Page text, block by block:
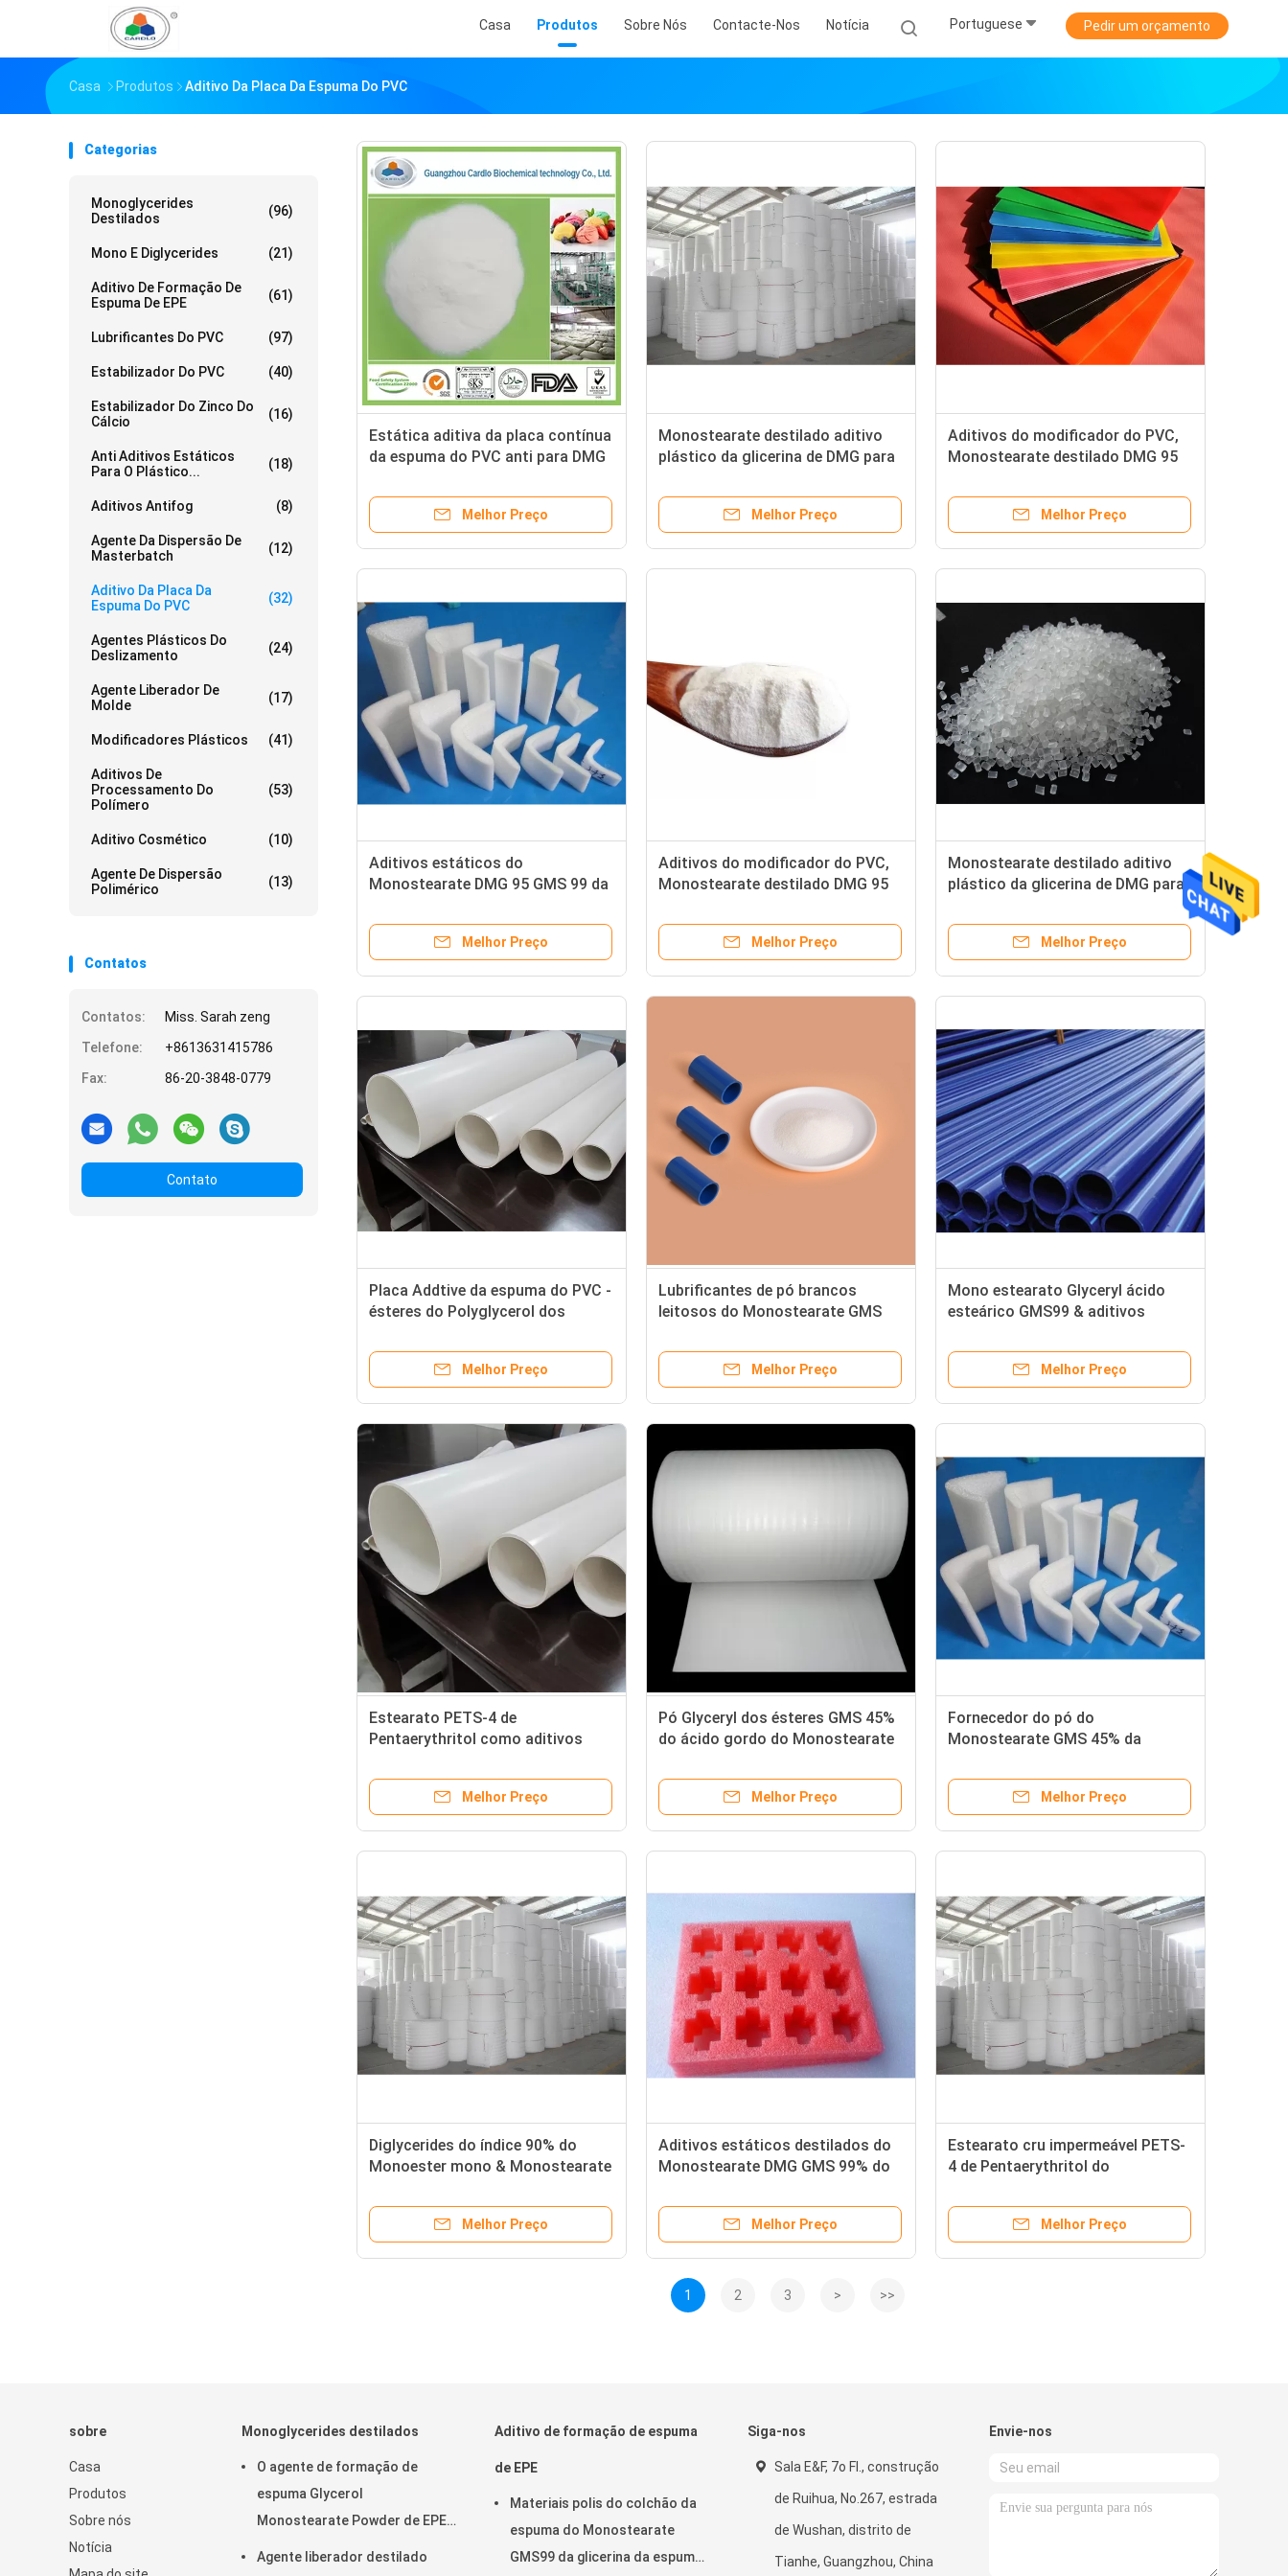
Casa Produtos Sobre Nós Contacte-Nos Notícia Portuguese Pedir um orçamento
Casa Produtos Aditivo Da Placa Da Espuma Do PVC
Categorias
Monoglycerides
Destilados
(96)
Mono E Diglycerides (21)
Aditivo De Formação De
Espuma De EPE
(61)
Lubrificantes Do PVC (97)
Estabilizador Do PVC (40)
Estabilizador Do Zinco Do
Cálcio
(16)
Anti Aditivos Estáticos
Para O Plástico...
(18)
Aditivos Antifog (8)
Agente Da Dispersão De
Masterbatch
(12)
Aditivo Da Placa Da
Espuma Do PVC
(32)
Agentes Plásticos Do
Deslizamento
(24)
Agente Liberador De
Molde
(17)
Modificadores Plásticos (41)
Aditivos De
Processamento Do
Polímero
(53)
Aditivo Cosmético (10)
Agente De Dispersão
Polimérico
(13)
Contatos
Contatos:
Miss. Sarah zeng
Telefone:
+8613631415786
Fax:
86-20-3848-0779
Contato
Estática aditiva da placa contínua
da espuma do PVC anti para DMG
Melhor Preço
Monostearate destilado aditivo
plástico da glicerina de DMG para
Melhor Preço
Aditivos do modificador do PVC,
Monostearate destilado DMG 95
Melhor Preço
Aditivos estáticos do
Monostearate DMG 95 GMS 99 da
Melhor Preço
Aditivos do modificador do PVC,
Monostearate destilado DMG 95
Melhor Preço
Monostearate destilado aditivo
plástico da glicerina de DMG para
Melhor Preço
Placa Addtive da espuma do PVC -
ésteres do Polyglycerol dos
E475
Melhor Preço
Lubrificantes de pó brancos
leitosos do Monostearate GMS
Melhor Preço
Mono estearato Glyceryl ácido
esteárico GMS99 & aditivos
Melhor Preço
Estearato PETS-4 de
Pentaerythritol como aditivos
Melhor Preço
Pó Glyceryl dos ésteres GMS 45%
do ácido gordo do Monostearate
Melhor Preço
Fornecedor do pó do
Monostearate GMS 45% da
o PVC
Melhor Preço
Diglycerides do índice 90% do
Monoester mono & Monostearate
Melhor Preço
Aditivos estáticos destilados do
Monostearate DMG GMS 99% do
Melhor Preço
Estearato cru impermeável PETS-
4 de Pentaerythritol do
Melhor Preço
1 2 3 > >>
sobre
Casa
Produtos
Sobre nós
Notícia
Monoglycerides destilados
O agente de formação de
espuma Glycerol
Monostearate Powder de EPE
Agente liberador destilado
Aditivo de formação de espuma
de EPE
Materiais polis do colchão da
espuma do Monostearate
GMS99 da glicerina da espuma
Siga-nos
Sala E&F, 7o Fl., construção
de Ruihua, No.267, estrada
de Wushan, distrito de
Tianhe, Guangzhou, China
Envie-nos